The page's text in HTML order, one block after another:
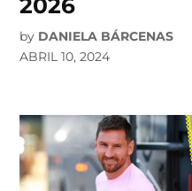
2026
by DANIELA BÁRCENAS
ABRIL 10, 2024